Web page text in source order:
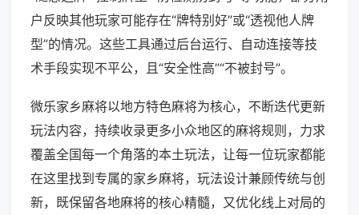
户反映其他玩家可能存在“牌特别好”或“透视他人牌
型”的情况。这些工具通过后台运行、自动连接等技
术手段实现不平公，且“安全性高”“不被封号”。
微乐家乡麻将以地方特色麻将为核心，不断迭代更新
玩法内容，持续收录更多小众地区的麻将规则，力求
覆盖全国每一个角落的本土玩法，让每一位玩家都能
在这里找到专属的家乡麻将，玩法设计兼顾传统与创
新，既保留各地麻将的核心精髓，又优化线上对局的